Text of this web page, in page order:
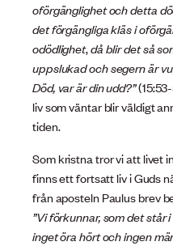
oförgänglighet och detta
det förgängliga kläs i
odödlighet,då blir det så
uppslukad och segern är
Död, var är din udd?”
liv som väntar blir väldigt
tiden.
Som kristna tror vi att livet
finns ett fortsatt liv i Guds
från aposteln Paulus brev
”Vi förkunnar, som det
inget öra hört och ingen